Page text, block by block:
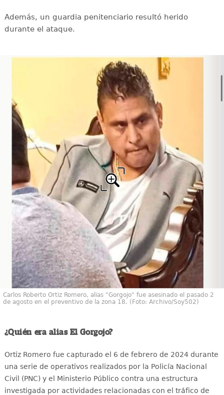
Además, un guardia penitenciario resultó herido
durante el ataque.
Carlos Roberto Ortiz Romero, alias "Gorgojo" fue asesinado el pasado 2
de agosto en el preventivo de la zona 18. (Foto: Archivo/Soy502)
¿Quién era alias El Gorgojo?
Ortiz Romero fue capturado el 6 de febrero de 2024 durante
una serie de operativos realizados por la Policía Nacional
Civil (PNC) y el Ministerio Público contra una estructura
investigada por actividades relacionadas con el tráfico de